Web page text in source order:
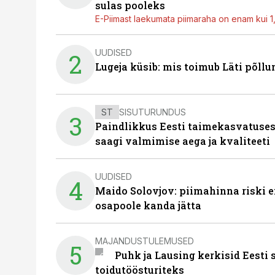
sulas pooleks
E-Piimast laekumata piimaraha on enam kui
2 UUDISED
Lugeja küsib: mis toimub Läti
3 ST SISUTURUNDUS
Paindlikkus Eesti
saagi valmimise aega ja kvaliteeti
4 UUDISED
Maido Solovjov: piimahinna riski
osapoole kanda jätta
5 MAJANDUSTULEMUSED
Puhk ja Lausing kerkisid Eesti
toidutöösturiteks